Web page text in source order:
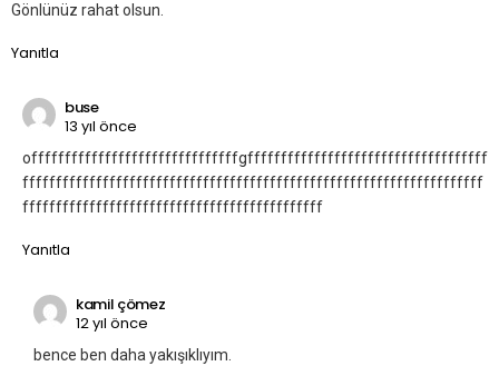
Gönlünüz rahat olsun.
Yanıtla
buse
13 yıl önce
offfffffffffffffffffffffffffffffgffffffffffffffffffffffffffffffffffff
fffffffffffffffffffffffffffffffffffffffffffffffffffffffffffffffffffff
fffffffffffffffffffffffffffffffffffffffffffff
Yanıtla
kamil çömez
12 yıl önce
bence ben daha yakışıklıyım.